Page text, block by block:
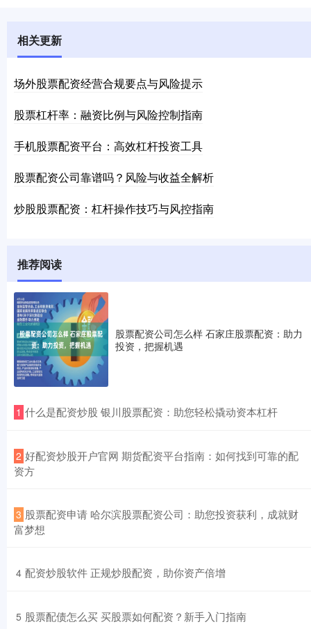
相关更新
场外股票配资经营合规要点与风险提示
股票杠杆率：融资比例与风险控制指南
手机股票配资平台：高效杠杆投资工具
股票配资公司靠谱吗？风险与收益全解析
炒股股票配资：杠杆操作技巧与风控指南
推荐阅读
股票配资公司怎么样 石家庄股票配资：助力
投资，把握机遇
1 ​什么是配资炒股 银川股票配资：助您轻松撬动资本杠杆
2 ​好配资炒股开户官网 期货配资平台指南：如何找到可靠的配
资方
3 ​股票配资申请 哈尔滨股票配资公司：助您投资获利，成就财
富梦想
4 ​配资炒股软件 正规炒股配资，助你资产倍增
5 ​股票配债怎么买 买股票如何配资？新手入门指南